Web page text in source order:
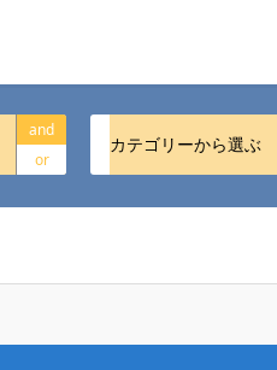
and
or
カテゴリーから選ぶ